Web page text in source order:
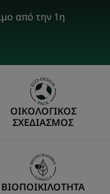
από την 1η
ΟΙΚΟΛΟΓΙΚΟΣ
ΣΧΕΔΙΑΣΜΟΣ
ΒΙΟΠΟΙΚΙΛΟΤΗΤΑ